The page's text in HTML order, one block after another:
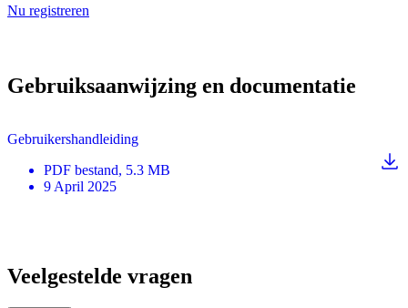
Nu registreren
Gebruiksaanwijzing en documentatie
Gebruikershandleiding
PDF bestand, 5.3 MB
9 April 2025
Veelgestelde vragen